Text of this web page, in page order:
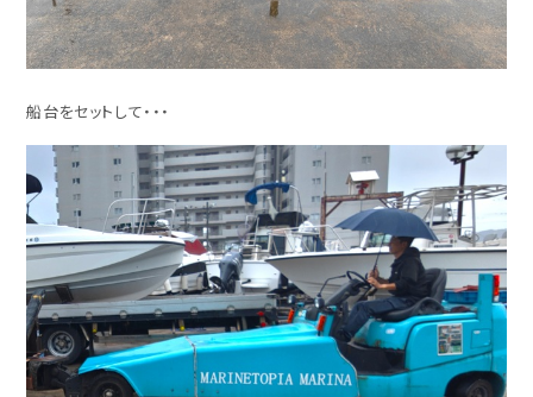
船台をセットして・・・